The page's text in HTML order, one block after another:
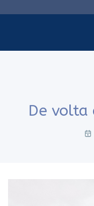
De volta